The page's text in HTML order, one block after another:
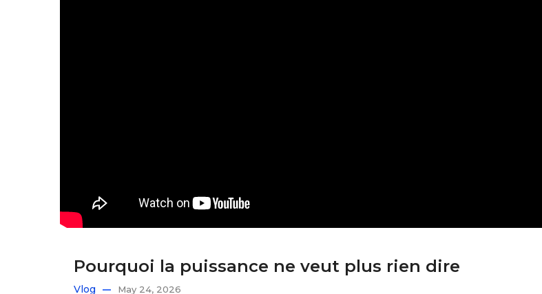
Pourquoi la puissance ne veut plus rien dire
Vlog May 24, 2026